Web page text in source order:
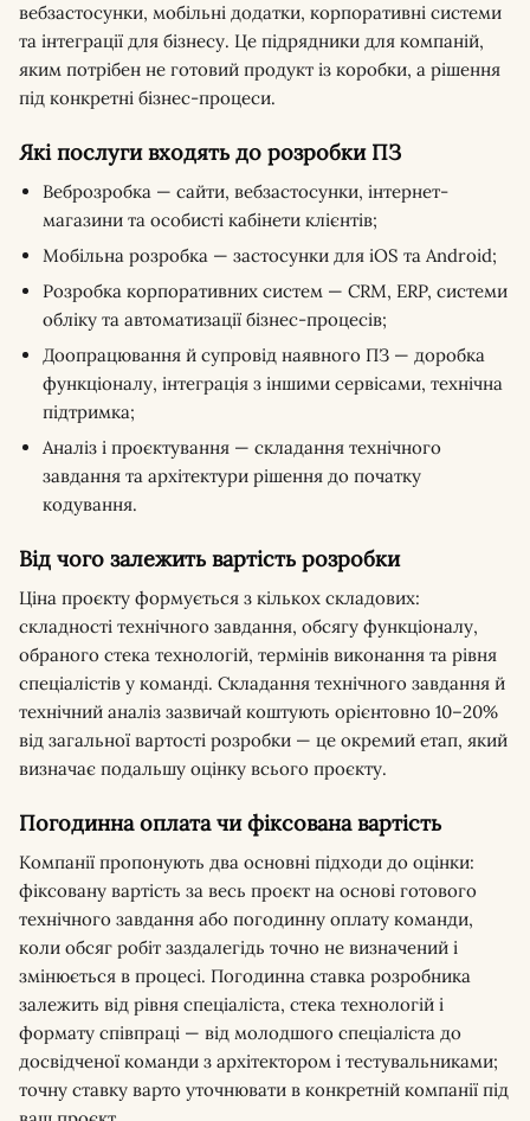
вебзастосунки, мобільні додатки, корпоративні системи
та інтеграції для бізнесу. Це підрядники для компаній,
яким потрібен не готовий продукт із коробки, а рішення
під конкретні бізнес-процеси.
Які послуги входять до розробки ПЗ
Веброзробка — сайти, вебзастосунки, інтернет-
магазини та особисті кабінети клієнтів;
Мобільна розробка — застосунки для iOS та Android;
Розробка корпоративних систем — CRM, ERP, системи
обліку та автоматизації бізнес-процесів;
Доопрацювання й супровід наявного ПЗ — доробка
функціоналу, інтеграція з іншими сервісами, технічна
підтримка;
Аналіз і проєктування — складання технічного
завдання та архітектури рішення до початку
кодування.
Від чого залежить вартість розробки
Ціна проєкту формується з кількох складових:
складності технічного завдання, обсягу функціоналу,
обраного стека технологій, термінів виконання та рівня
спеціалістів у команді. Складання технічного завдання й
технічний аналіз зазвичай коштують орієнтовно 10–20%
від загальної вартості розробки — це окремий етап, який
визначає подальшу оцінку всього проєкту.
Погодинна оплата чи фіксована вартість
Компанії пропонують два основні підходи до оцінки:
фіксовану вартість за весь проєкт на основі готового
технічного завдання або погодинну оплату команди,
коли обсяг робіт заздалегідь точно не визначений і
змінюється в процесі. Погодинна ставка розробника
залежить від рівня спеціаліста, стека технологій і
формату співпраці — від молодшого спеціаліста до
досвідченої команди з архітектором і тестувальниками;
точну ставку варто уточнювати в конкретній компанії під